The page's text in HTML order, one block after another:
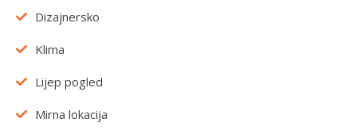
Dizajnersko
Klima
Lijep pogled
Mirna lokacija